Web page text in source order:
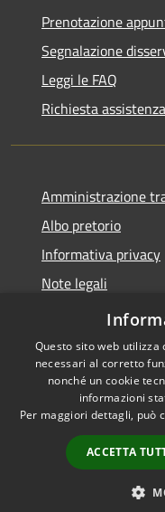
Prenotazione
Segnalazione
Leggi le FAQ
Richiesta assistenza
Amministrazione
Albo pretorio
Informativa privacy
Note legali
Dichiarazione di
Accessibilità
Questo sito web
necessari al corretto
nonché un cookie
informazioni
Per maggiori dettagli, può
ACCETTA